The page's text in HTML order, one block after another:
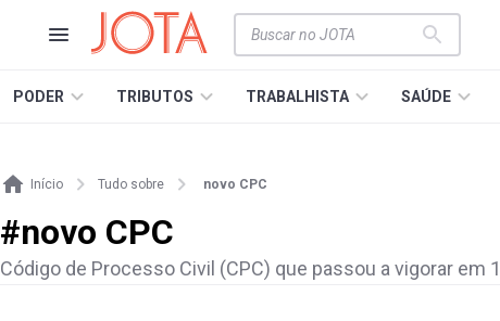
PODER TRIBUTOS TRABALHISTA SAÚDE
Início Tudo sobre novo CPC
#novo CPC
Código de Processo Civil (CPC) que passou a vigorar em